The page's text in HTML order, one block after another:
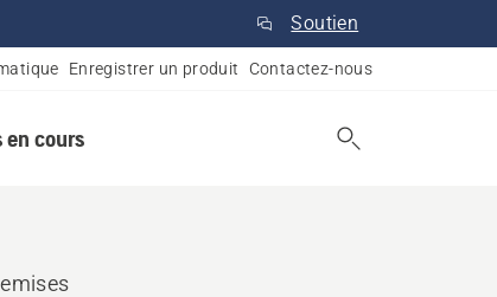
Soutien
Enregistrer un produit Contactez-nous
en cours